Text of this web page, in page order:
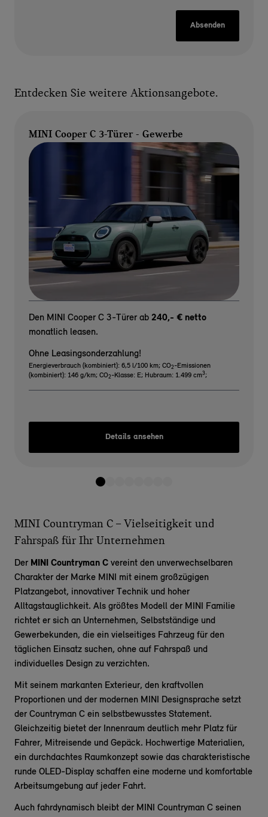
Absenden
Entdecken Sie weitere Aktionsangebote.
MINI Cooper C 3-Türer - Gewerbe
Den MINI Cooper C 3-Türer ab 240,- € netto
monatlich leasen.
Ohne Leasingsonderzahlung!
Energieverbrauch (kombiniert): 6,5 l/100 km; CO2 -Emissionen
(kombiniert): 146 g/km; CO2 -Klasse: E; Hubraum: 1.499 cm3;
Details ansehen
MINI Countryman C – Vielseitigkeit und
Fahrspaß für Ihr Unternehmen
Der MINI Countryman C vereint den unverwechselbaren
Charakter der Marke MINI mit einem großzügigen
Platzangebot, innovativer Technik und hoher
Alltagstauglichkeit. Als größtes Modell der MINI Familie
richtet er sich an Unternehmen, Selbstständige und
Gewerbekunden, die ein vielseitiges Fahrzeug für den
täglichen Einsatz suchen, ohne auf Fahrspaß und
individuelles Design zu verzichten.
Mit seinem markanten Exterieur, den kraftvollen
Proportionen und der modernen MINI Designsprache setzt
der Countryman C ein selbstbewusstes Statement.
Gleichzeitig bietet der Innenraum deutlich mehr Platz für
Fahrer, Mitreisende und Gepäck. Hochwertige Materialien,
ein durchdachtes Raumkonzept sowie das charakteristische
runde OLED-Display schaffen eine moderne und komfortable
Arbeitsumgebung auf jeder Fahrt.
Auch fahrdynamisch bleibt der MINI Countryman C seinen